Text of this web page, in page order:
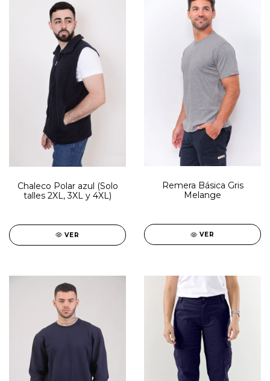
Chaleco Polar azul (Solo
talles 2XL, 3XL y 4XL)
VER
Remera Básica Gris
Melange
VER